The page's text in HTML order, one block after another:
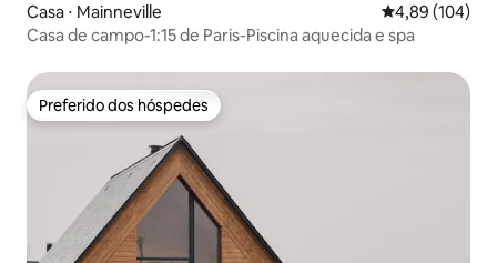
Casa ⋅ Mainneville 4,89 de uma
4,89 (104)
Casa de campo-1:15 de Paris-Piscina aquecida e spa
Preferido dos hóspedes
Preferido dos hóspedes